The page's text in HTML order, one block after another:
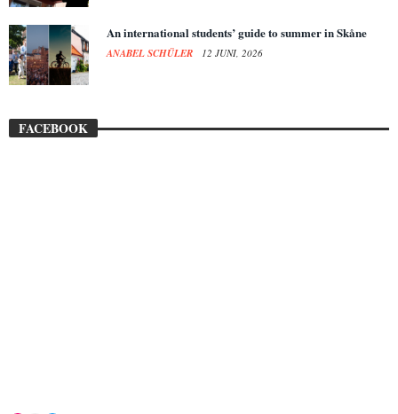
An international students’ guide to summer in Skåne
ANABEL SCHÜLER 12 JUNI, 2026
FACEBOOK